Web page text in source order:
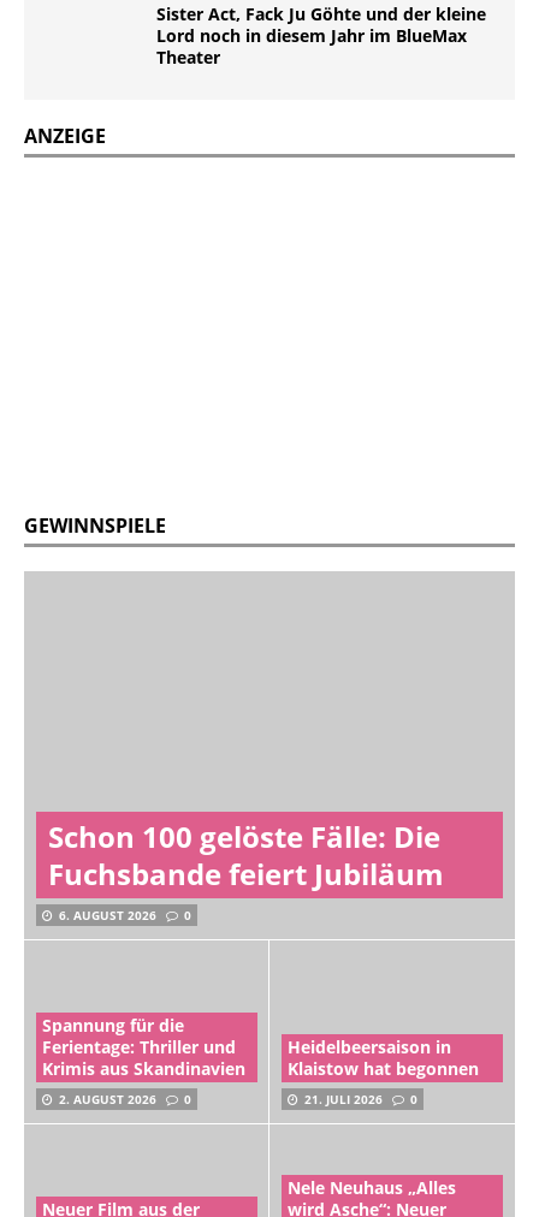
Sister Act, Fack Ju Göhte und der kleine
Lord noch in diesem Jahr im BlueMax
Theater
ANZEIGE
GEWINNSPIELE
Schon 100 gelöste Fälle: Die
Fuchsbande feiert Jubiläum
6. AUGUST 2026 0
Spannung für die
Ferientage: Thriller und
Krimis aus Skandinavien
2. AUGUST 2026 0
Heidelbeersaison in
Klaistow hat begonnen
21. JULI 2026 0
Neuer Film aus der
Nele Neuhaus „Alles
wird Asche“: Neuer